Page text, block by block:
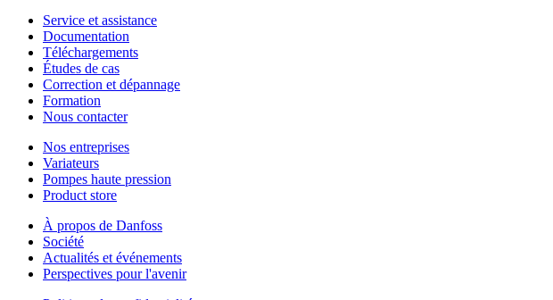
Service et assistance
Documentation
Téléchargements
Études de cas
Correction et dépannage
Formation
Nous contacter
Nos entreprises
Variateurs
Pompes haute pression
Product store
À propos de Danfoss
Société
Actualités et événements
Perspectives pour l'avenir